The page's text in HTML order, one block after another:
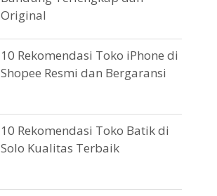
Original
10 Rekomendasi Toko iPhone di
Shopee Resmi dan Bergaransi
10 Rekomendasi Toko Batik di
Solo Kualitas Terbaik